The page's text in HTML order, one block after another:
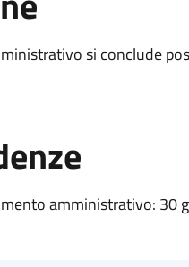
si conclude
amministrativo: 30